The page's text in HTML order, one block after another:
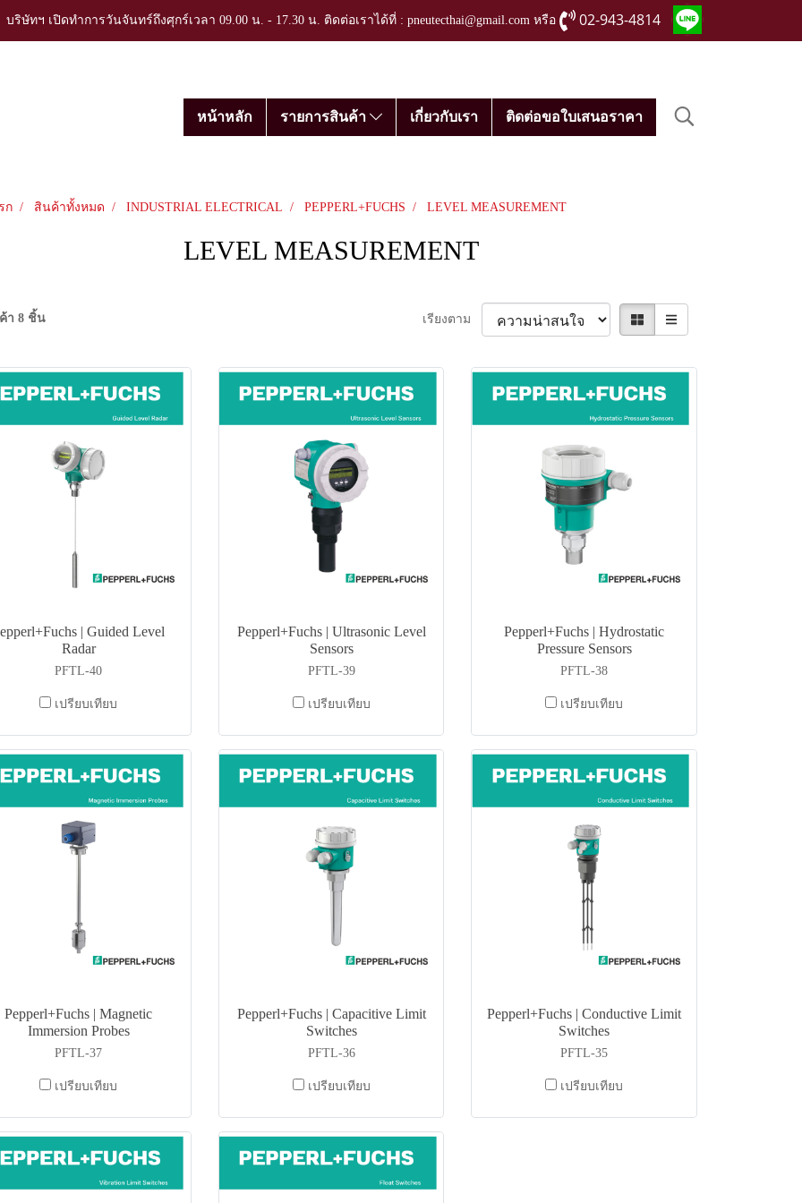
บริษัทฯ เปิดทำการวันจันทร์ถึงศุกร์เวลา 09.00 น. - 17.30 น. ติดต่อเราได้ที่ : pneutecthai@gmail.com หรือ 02-943-4814
หน้าหลัก รายการสินค้า เกี่ยวกับเรา ติดต่อขอใบเสนอราคา
ก สินค้าทั้งหมด INDUSTRIAL ELECTRICAL PEPPERL+FUCHS LEVEL MEASUREMENT
LEVEL MEASUREMENT
า 8 ชิ้น เรียงตาม
| Guided Level
Radar
PFTL-40
เปรียบเทียบ
Pepperl+Fuchs | Ultrasonic Level
Sensors
PFTL-39
เปรียบเทียบ
Pepperl+Fuchs | Hydrostatic
Pressure Sensors
PFTL-38
เปรียบเทียบ
Pepperl+Fuchs | Magnetic
Immersion Probes
PFTL-37
เปรียบเทียบ
Pepperl+Fuchs | Capacitive Limit
Switches
PFTL-36
เปรียบเทียบ
Pepperl+Fuchs | Conductive Limit
Switches
PFTL-35
เปรียบเทียบ